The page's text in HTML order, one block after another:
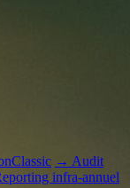
→ Audit
infra-annuel